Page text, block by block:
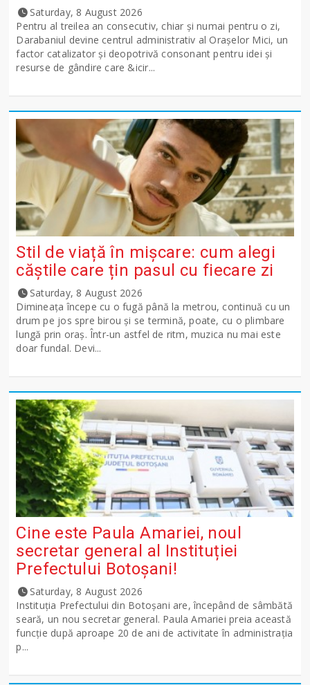
Saturday, 8 August 2026
Pentru al treilea an consecutiv, chiar și numai pentru o zi,
Darabaniul devine centrul administrativ al Orașelor Mici, un
factor catalizator și deopotrivă consonant pentru idei și
resurse de gândire care &icir...
Stil de viață în mișcare: cum alegi
căștile care țin pasul cu fiecare zi
Saturday, 8 August 2026
Dimineața începe cu o fugă până la metrou, continuă cu un
drum pe jos spre birou și se termină, poate, cu o plimbare
lungă prin oraș. Într-un astfel de ritm, muzica nu mai este
doar fundal. Devi...
Cine este Paula Amariei, noul
secretar general al Instituției
Prefectului Botoșani!
Saturday, 8 August 2026
Instituția Prefectului din Botoșani are, începând de sâmbătă
seară, un nou secretar general. Paula Amariei preia această
funcție după aproape 20 de ani de activitate în administrația
p...